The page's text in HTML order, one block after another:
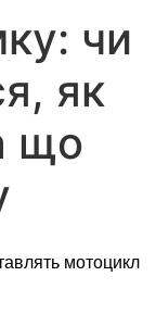
чи
як
що
мотоцикл